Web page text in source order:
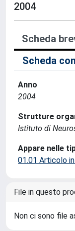
2004
Scheda
Scheda
Anno
2004
Strutture
Istituto di
Appare nelle
01.01 Articolo
File in questo
Non ci sono file